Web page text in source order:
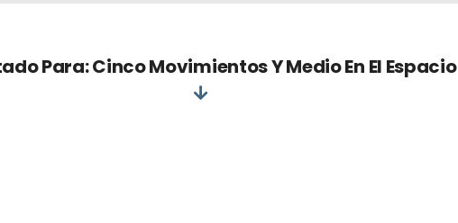
Para: Cinco Movimientos Y Medio En El Espacio